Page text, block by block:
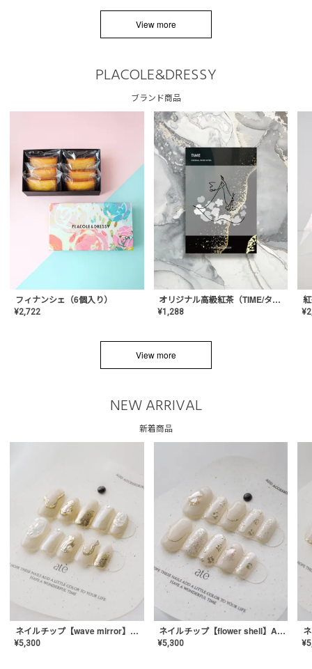
View more
PLACOLE&DRESSY
ブランド商品
フィナンシェ（6個入り）
¥2,722
オリジナル高級紅茶（TIME/タイム）【ギフト/プチギフト/プレゼント/内祝い/結婚式/オリジナル配合/高品質/ハーブティー/茶葉/記念日/お返し/手土産/美容/おしゃれ】
¥1,288 ¥
View more
NEW ARRIVAL
新着商品
ネイルチップ【wave mirror】AE-CONA-04
¥5,300
ネイルチップ【flower shell】AE-CONA-03
¥5,300 ¥